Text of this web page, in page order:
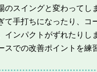
スイングと変わってし
て手打ちになったり、
ンパクトがずれたりし
での改善ポイントを練